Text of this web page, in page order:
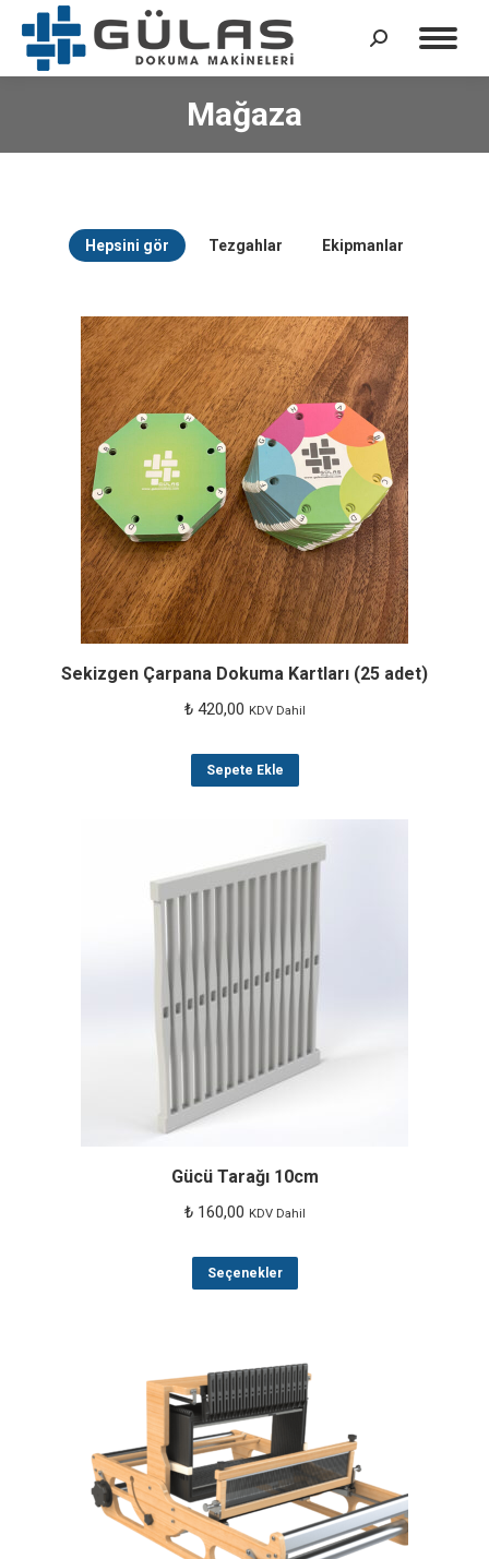
Arama:
Mağaza
Hepsini gör Tezgahlar Ekipmanlar
Sekizgen Çarpana Dokuma Kartları (25 adet)
₺420,00 KDV Dahil
Sepete Ekle
Gücü Tarağı 10cm
₺160,00 KDV Dahil
Seçenekler
fazla
varyasyonu
var.
Seçenekler
ürün
sayfasından
seçilebilir